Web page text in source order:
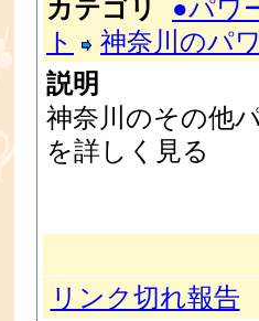
カテゴリ
●パワ
ト
神奈川のパ
説明
神奈川のその他
を詳しく見る
リンク切れ報告